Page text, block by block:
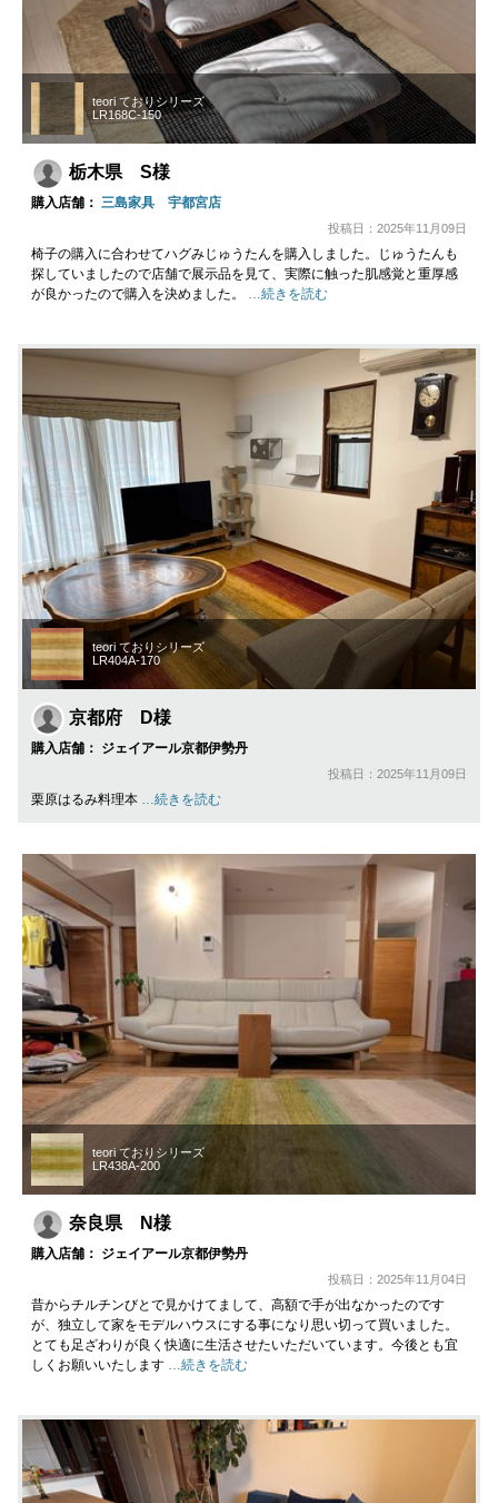
teori ておりシリーズ
LR168C-150
栃木県 S様
購入店舗： 三島家具 宇都宮店
投稿日：2025年11月09日
椅子の購入に合わせてハグみじゅうたんを購入しました。じゅうたんも
探していましたので店舗で展示品を見て、実際に触った肌感覚と重厚感
が良かったので購入を決めました。
…続きを読む
teori ておりシリーズ
LR404A-170
京都府 D様
購入店舗： ジェイアール京都伊勢丹
投稿日：2025年11月09日
栗原はるみ料理本 …続きを読む
teori ておりシリーズ
LR438A-200
奈良県 N様
購入店舗： ジェイアール京都伊勢丹
投稿日：2025年11月04日
昔からチルチンびとで見かけてまして、高額で手が出なかったのです
が、独立して家をモデルハウスにする事になり思い切って買いました。
とても足ざわりが良く快適に生活させたいただいています。今後とも宜
しくお願いいたします
…続きを読む